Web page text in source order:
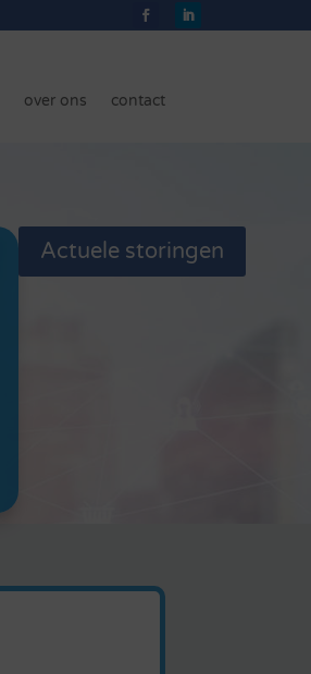
over ons contact
Actuele storingen